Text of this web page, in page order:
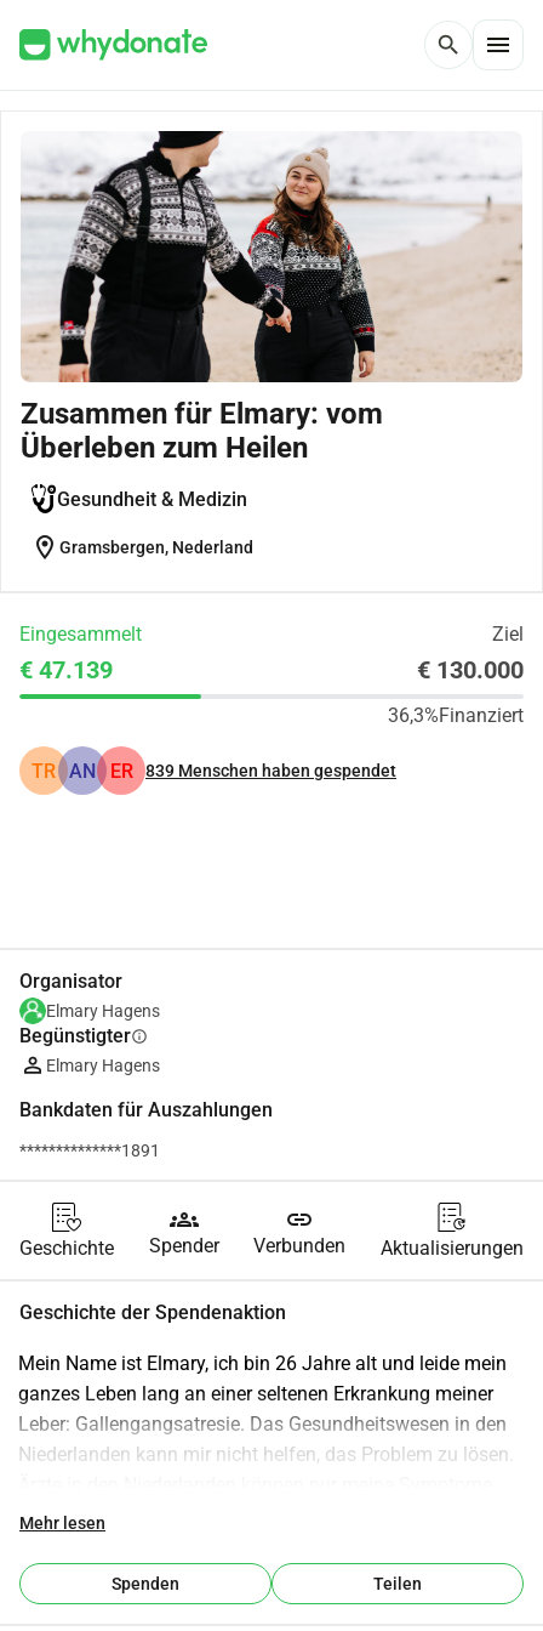
search menu
Zusammen für Elmary: vom
Überleben zum Heilen
Gesundheit & Medizin
location_on Gramsbergen, Nederland
Eingesammelt Ziel
€ 47.139 € 130.000
36,3%Finanziert
TR AN ER 839 Menschen haben gespendet
Organisator
Elmary Hagens
Begünstigterinfo
Elmary Hagens
Bankdaten für Auszahlungen
**************1891
Geschichte
groups
Spender
link
Verbunden Aktualisierungen
Geschichte der Spendenaktion
Mein Name ist Elmary, ich bin 26 Jahre alt und leide mein
ganzes Leben lang an einer seltenen Erkrankung meiner
Leber: Gallengangsatresie. Das Gesundheitswesen in den
Niederlanden kann mir nicht helfen, das Problem zu lösen.
bekämpfen, aber nicht die Ursache.
Dutzenden von Krankenhausaufenthalten habe ich endlich
einen Behandlungsplan, der wirklich Chancen auf Heilung
Mehr lesen
Spenden Teilen